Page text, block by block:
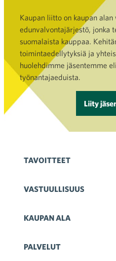
Kaupan liitto on kaupan
edunvalvontajärjestö, jonka
suomalaista kauppaa.
toimintaedellytyksiä ja
huolehdimme jäsentemme
työnantajaeduista.
Liity
TAVOITTEET
VASTUULLISUUS
KAUPAN ALA
PALVELUT